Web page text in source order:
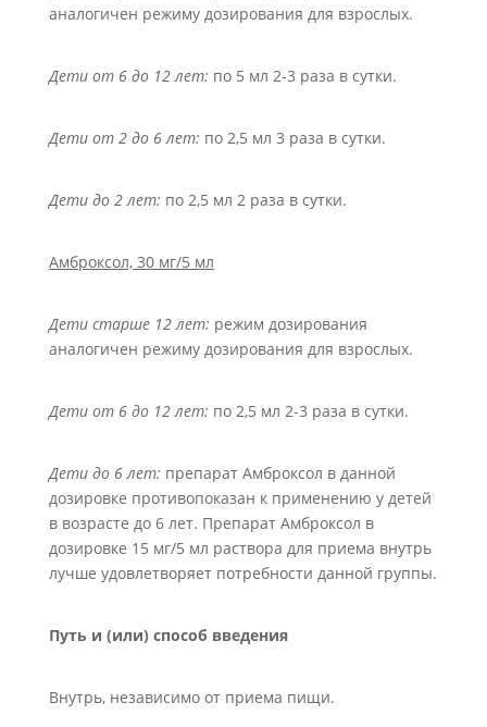
аналогичен режиму дозирования для взрослых.
Дети от 6 до 12 лет: по 5 мл 2-3 раза в сутки.
Дети от 2 до 6 лет: по 2,5 мл 3 раза в сутки.
Дети до 2 лет: по 2,5 мл 2 раза в сутки.
Амброксол, 30 мг/5 мл
Дети старше 12 лет: режим дозирования
аналогичен режиму дозирования для взрослых.
Дети от 6 до 12 лет: по 2,5 мл 2-3 раза в сутки.
Дети до 6 лет: препарат Амброксол в данной
дозировке противопоказан к применению у детей
в возрасте до 6 лет. Препарат Амброксол в
дозировке 15 мг/5 мл раствора для приема внутрь
лучше удовлетворяет потребности данной группы.
Путь и (или) способ введения
Внутрь, независимо от приема пищи.